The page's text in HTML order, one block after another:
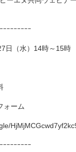
ｰｰｰｰｰｰｰｰ
日（水）14時～15時
ォーム
ｰｰｰｰｰｰｰｰ